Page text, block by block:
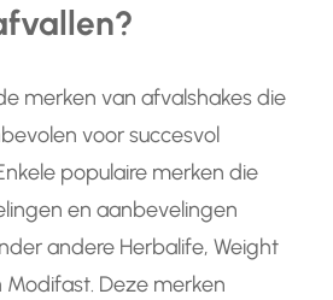
merken van afvalshakes die
voor succesvol
populaire merken die
en aanbevelingen
andere Herbalife, Weight
Modifast. Deze merken